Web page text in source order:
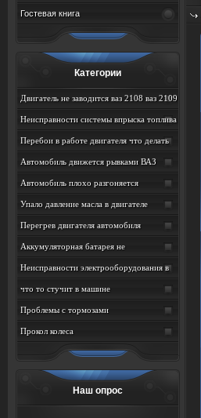
Гостевая книга
Категории
Двигатель не заводится ваз 2108 ваз 2109
ваз 21099
Неисправности системы впрыска топлива
на ВАЗ
Перебои в работе двигателя что делать
ВАЗ
Автомобиль движется рывками ВАЗ
Автомобиль плохо разгоняется
Упало давление масла в двигателе
Перегрев двигателя автомобиля
Аккумуляторная батарея не
подзаряжается
Неисправности электрооборудования в
автомобиле
что то стучит в машине
Проблемы с тормозами
Прокол колеса
Наш опрос